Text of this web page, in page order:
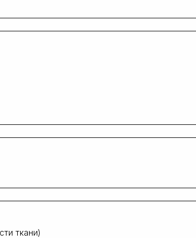
ткани)